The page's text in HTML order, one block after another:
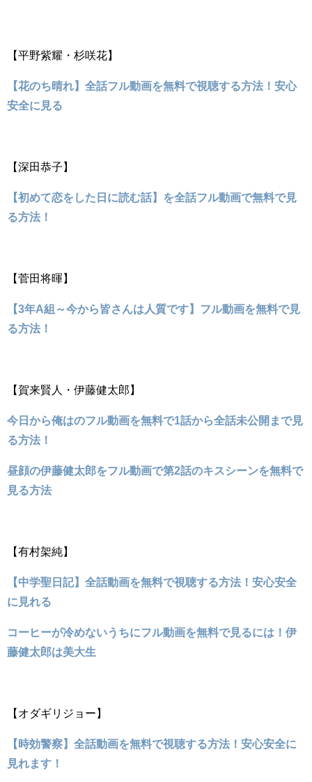
【平野紫耀・杉咲花】
【花のち晴れ】全話フル動画を無料で視聴する方法！安心
安全に見る
【深田恭子】
【初めて恋をした日に読む話】を全話フル動画で無料で見
る方法！
【菅田将暉】
【3年A組～今から皆さんは人質です】フル動画を無料で見
る方法！
【賀来賢人・伊藤健太郎】
今日から俺はのフル動画を無料で1話から全話未公開まで見
る方法！
昼顔の伊藤健太郎をフル動画で第2話のキスシーンを無料で
見る方法
【有村架純】
【中学聖日記】全話動画を無料で視聴する方法！安心安全
に見れる
コーヒーが冷めないうちにフル動画を無料で見るには！伊
藤健太郎は美大生
【オダギリジョー】
【時効警察】全話動画を無料で視聴する方法！安心安全に
見れます！